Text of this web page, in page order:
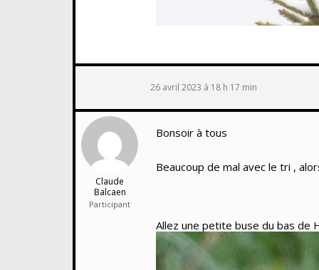
26 avril 2023 à 18 h 17 min
Claude
Balcaen
Participant
Bonsoir à tous
Beaucoup de mal avec le tri ,
Allez une petite buse du bas de